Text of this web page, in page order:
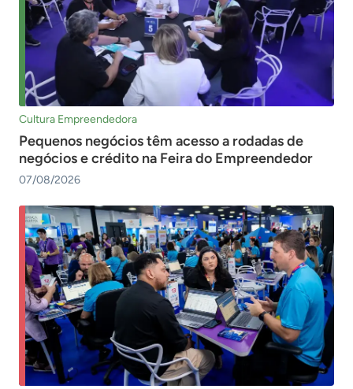
Cultura Empreendedora
Pequenos negócios têm acesso a rodadas de
negócios e crédito na Feira do Empreendedor
07/08/2026